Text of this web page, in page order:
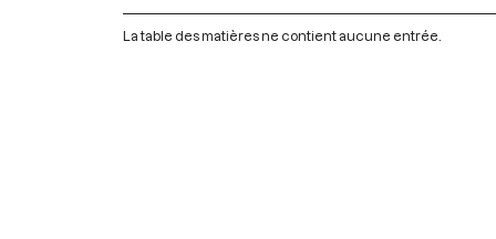
La table des matières ne contient aucune entrée.